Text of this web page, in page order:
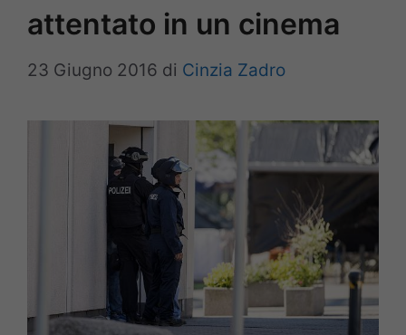
attentato in un cinema
23 Giugno 2016 di Cinzia Zadro